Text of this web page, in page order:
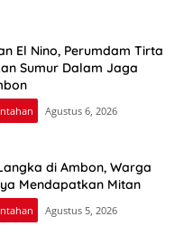
El Nino, Perumdam Tirta
Sumur Dalam Jaga
Agustus 6, 2026
di Ambon, Warga
Mendapatkan Mitan
Agustus 5, 2026